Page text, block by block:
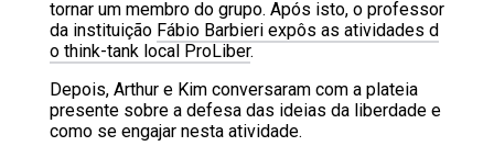
tornar um membro do grupo. Após isto, o professor
da instituição Fábio Barbieri expôs as atividades d
o think-tank local ProLiber.
Depois, Arthur e Kim conversaram com a plateia
presente sobre a defesa das ideias da liberdade e
como se engajar nesta atividade.